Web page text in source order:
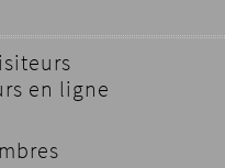
en ligne